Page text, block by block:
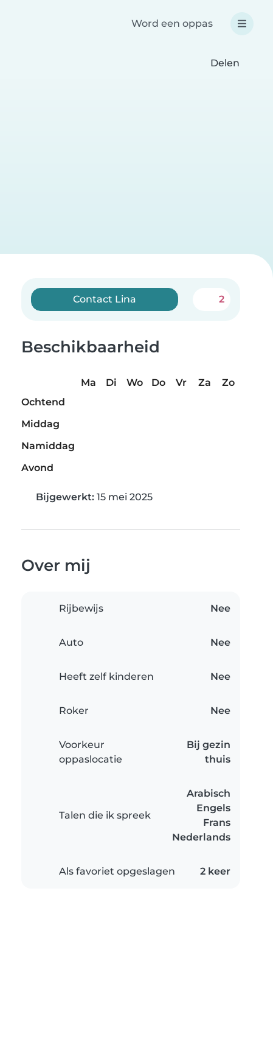
Word een oppas
Delen
Contact Lina 2
Beschikbaarheid
Ma Di Wo Do Vr Za
Zo
Ochtend
Middag
Namiddag
Avond
Bijgewerkt: 15 mei 2025
Over mij
Rijbewijs Nee
Auto Nee
Heeft zelf kinderen Nee
Roker Nee
Voorkeur
oppaslocatie
Bij gezin
thuis
Talen die ik spreek
Arabisch
Engels
Frans
Nederlands
Als favoriet opgeslagen 2 keer